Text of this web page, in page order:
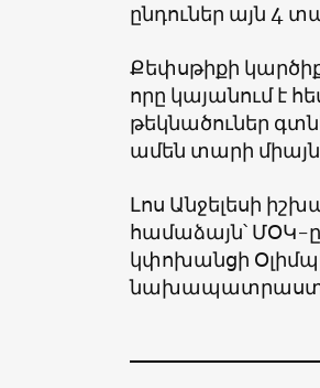
ընդուներ այն 4
Քեփսթիքի
որը կայանում է
թեկնածուներ
ամեն տարի միայն
Լոս Անջելեսի
համաձայն՝ ՄՕԿ-
կփոխանցի